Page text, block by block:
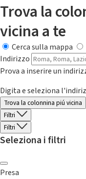
Trova la
vicina a te
Cerca sulla mappa
Indirizzo
Prova a inserire un
Digita e seleziona
Trova la colonnina piú vicina
Filtri
Filtri
Seleziona i filtri
Presa